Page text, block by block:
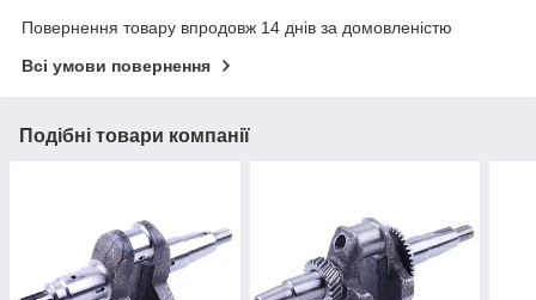
Повернення товару впродовж 14 днів за домовленістю
Всі умови повернення
Подібні товари компанії